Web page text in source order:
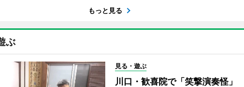
もっと見る
ぶ
見る・遊ぶ
川口・歓喜院で「笑撃演奏怪」